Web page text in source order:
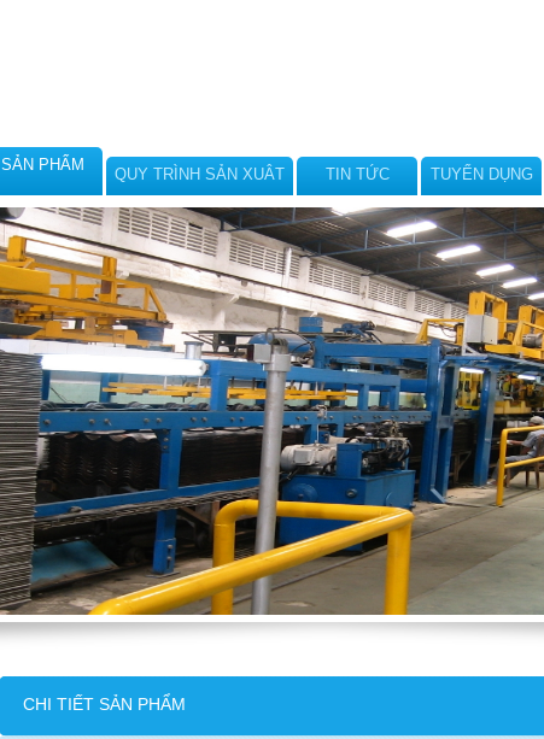
SẢN PHẨM
QUY TRÌNH SẢN XUÂT TIN TỨC TUYỂN DỤNG
CHI TIẾT SẢN PHẨM